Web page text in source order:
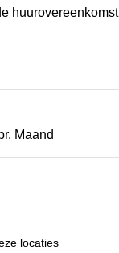
huurovereenkomst
Maand
locaties